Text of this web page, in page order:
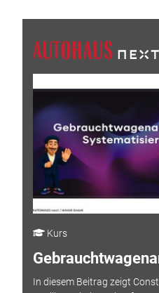
Kurs
In diesem Beitrag zeigt